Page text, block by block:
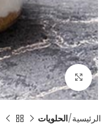
Click to enlarge
الرئيسية الحلويات